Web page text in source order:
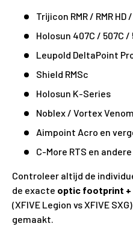
Trijicon RMR / RMR HD /
Holosun 407C / 507C /
Leupold DeltaPoint
Shield RMSc
Holosun K-Series
Noblex / Vortex
Aimpoint Acro en
C-More RTS en
Controleer altijd de
de exacte optic footprint +
(XFIVE Legion vs XFIVE
gemaakt.